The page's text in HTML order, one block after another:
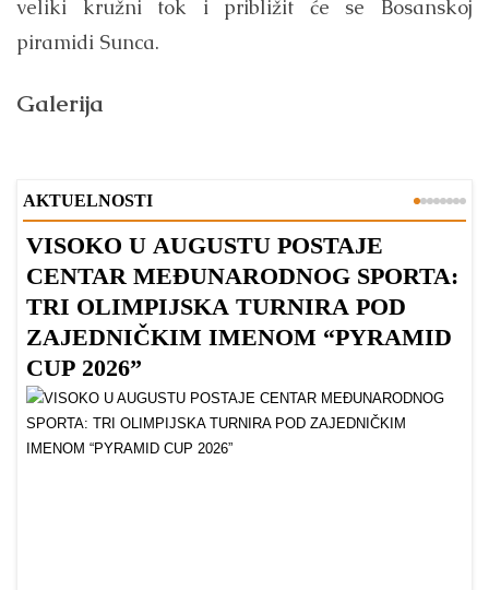
veliki kružni tok i približit će se Bosanskoj
piramidi Sunca.
Galerija
AKTUELNOSTI
VISOKO U AUGUSTU POSTAJE
CENTAR MEĐUNARODNOG SPORTA:
TRI OLIMPIJSKA TURNIRA POD
ZAJEDNIČKIM IMENOM “PYRAMID
CUP 2026”